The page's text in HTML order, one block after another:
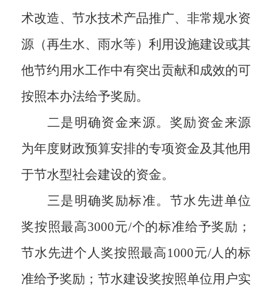
术改造、节水技术产品推广、非常规水资
源（再生水、雨水等）利用设施建设或其
他节约用水工作中有突出贡献和成效的可
按照本办法给予奖励。
二是明确资金来源。奖励资金来源
为年度财政预算安排的专项资金及其他用
于节水型社会建设的资金。
三是明确奖励标准。节水先进单位
奖按照最高3000元/个的标准给予奖励；
节水先进个人奖按照最高1000元/人的标
准给予奖励；节水建设奖按照单位用户实